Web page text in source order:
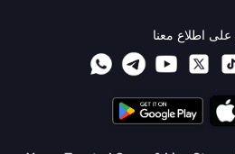
على اطلاع معنا